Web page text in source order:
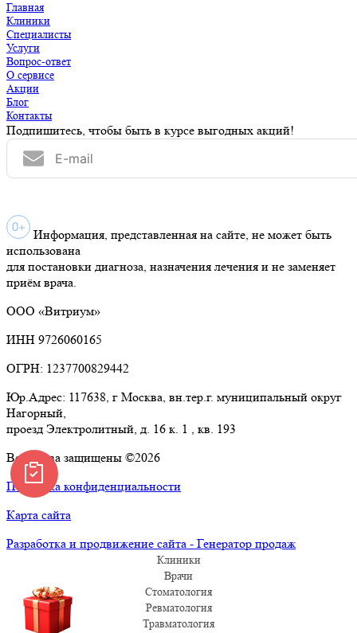
Главная
Клиники
Специалисты
Услуги
Вопрос-ответ
О сервисе
Акции
Блог
Контакты
Подпишитесь, чтобы быть в курсе выгодных акций!
Информация, представленная на сайте, не может быть
использована
для постановки диагноза, назначения лечения и не заменяет
приём врача.
ООО «Витриум»
ИНН 9726060165
ОГРН: 1237700829442
Юр.Адрес: 117638, г Москва, вн.тер.г. муниципальный округ
Нагорный,
проезд Электролитный, д. 16 к. 1 , кв. 193
Все права защищены ©2026
Политика конфиденциальности
Карта сайта
Разработка и продвижение сайта - Генератор продаж
Клиники
Врачи
Стоматология
Ревматология
Травматология